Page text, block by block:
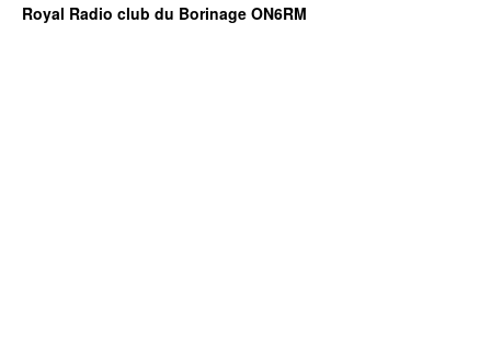
Royal Radio club du Borinage ON6RM